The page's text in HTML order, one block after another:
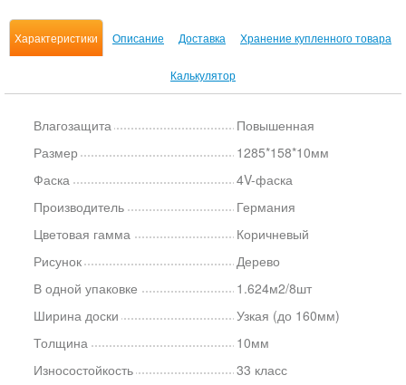
Характеристики Описание Доставка Хранение купленного товара
Калькулятор
Влагозащита
Повышенная
Размер
1285*158*10мм
Фаска
4V-фаска
Производитель
Германия
Цветовая гамма
Коричневый
Рисунок
Дерево
В одной упаковке
1.624м2/8шт
Ширина доски
Узкая (до 160мм)
Толщина
10мм
Износостойкость
33 класс